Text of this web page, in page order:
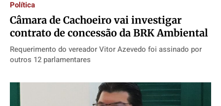
Política
Câmara de Cachoeiro vai investigar
contrato de concessão da BRK Ambiental
Requerimento do vereador Vitor Azevedo foi assinado por
outros 12 parlamentares